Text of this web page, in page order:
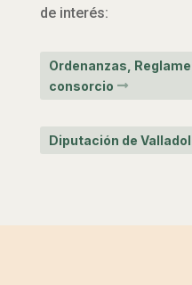
de interés:
Ordenanzas,
consorcio
Diputación de